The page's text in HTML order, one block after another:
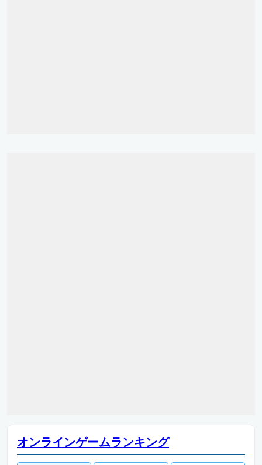
オンラインゲームランキング